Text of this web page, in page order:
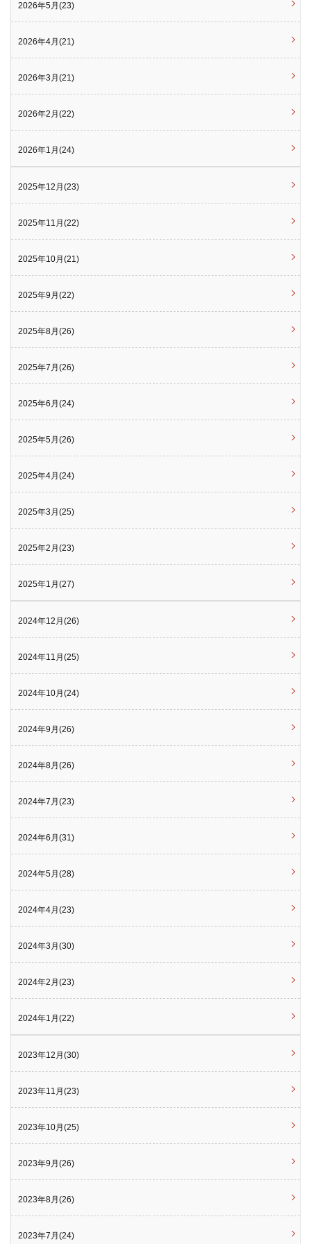
2026年5月(23)
2026年4月(21)
2026年3月(21)
2026年2月(22)
2026年1月(24)
2025年12月(23)
2025年11月(22)
2025年10月(21)
2025年9月(22)
2025年8月(26)
2025年7月(26)
2025年6月(24)
2025年5月(26)
2025年4月(24)
2025年3月(25)
2025年2月(23)
2025年1月(27)
2024年12月(26)
2024年11月(25)
2024年10月(24)
2024年9月(26)
2024年8月(26)
2024年7月(23)
2024年6月(31)
2024年5月(28)
2024年4月(23)
2024年3月(30)
2024年2月(23)
2024年1月(22)
2023年12月(30)
2023年11月(23)
2023年10月(25)
2023年9月(26)
2023年8月(26)
2023年7月(24)